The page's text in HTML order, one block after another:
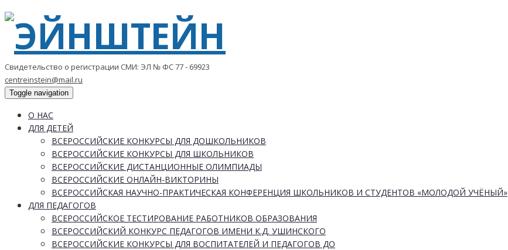
Свидетельство о регистрации СМИ: ЭЛ № ФС 77 - 69923
centreinstein@mail.ru
Toggle navigation
О НАС
ДЛЯ ДЕТЕЙ
ВСЕРОССИЙСКИЕ КОНКУРСЫ ДЛЯ ДОШКОЛЬНИКОВ
ВСЕРОССИЙСКИЕ КОНКУРСЫ ДЛЯ ШКОЛЬНИКОВ
ВСЕРОССИЙСКИЕ ДИСТАНЦИОННЫЕ ОЛИМПИАДЫ
ВСЕРОССИЙСКИЕ ОНЛАЙН-ВИКТОРИНЫ
ВСЕРОССИЙСКАЯ НАУЧНО-ПРАКТИЧЕСКАЯ КОНФЕРЕНЦИЯ ШКОЛЬНИКОВ И СТУДЕНТОВ «МОЛОДОЙ УЧЁНЫЙ»
ДЛЯ ПЕДАГОГОВ
ВСЕРОССИЙСКОЕ ТЕСТИРОВАНИЕ РАБОТНИКОВ ОБРАЗОВАНИЯ
ВСЕРОССИЙСКИЙ КОНКУРС ПЕДАГОГОВ ИМЕНИ К.Д. УШИНСКОГО
ВСЕРОССИЙСКИЕ КОНКУРСЫ ДЛЯ ВОСПИТАТЕЛЕЙ И ПЕДАГОГОВ ДО